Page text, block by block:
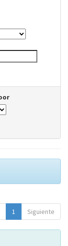
1 Siguiente